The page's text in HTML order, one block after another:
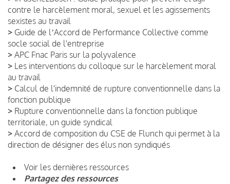
contre le harcèlement moral, sexuel et les agissements
sexistes au travail
> Guide de lʼAccord de Performance Collective comme
socle social de l'entreprise
> APC Fnac Paris sur la polyvalence
> Les interventions du colloque sur le harcèlement moral
au travail
> Calcul de l'indemnité de rupture conventionnelle dans la
fonction publique
> Rupture conventionnelle dans la fonction publique
territoriale, un guide syndical
> Accord de composition du CSE de Flunch qui permet à la
direction de désigner des élus non syndiqués
Voir les dernières ressources
Partagez des ressources